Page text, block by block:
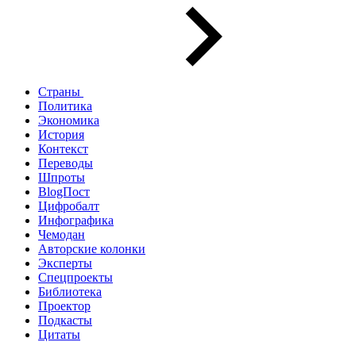
Страны
Политика
Экономика
История
Контекст
Переводы
Шпроты
BlogПост
Цифробалт
Инфографика
Чемодан
Авторские колонки
Эксперты
Спецпроекты
Библиотека
Проектор
Подкасты
Цитаты